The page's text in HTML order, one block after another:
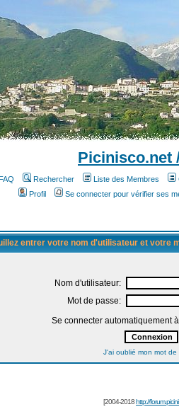
Picinisco.net
Rechercher Liste des Membres
Profil
Se connecter pour vérifier ses
entrer votre nom d'utilisateur et votre
Nom d'utilisateur:
Mot de passe:
Se connecter automatiquement
J'ai oublié mon mot de
[2004-2018http://